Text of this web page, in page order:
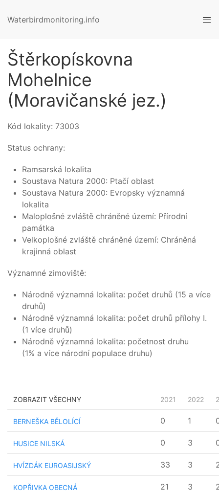
Waterbirdmonitoring.info
Štěrkopískovna
Mohelnice
(Moravičanské jez.)
Kód lokality: 73003
Status ochrany:
Ramsarská lokalita
Soustava Natura 2000: Ptačí oblast
Soustava Natura 2000: Evropsky významná
lokalita
Maloplošné zvláště chráněné území: Přírodní
památka
Velkoplošné zvláště chráněné území: Chráněná
krajinná oblast
Významné zimoviště:
Národně významná lokalita: počet druhů (15 a více
druhů)
Národně významná lokalita: počet druhů přílohy I.
(1 více druhů)
Národně významná lokalita: početnost druhu
(1% a více národní populace druhu)
ZOBRAZIT VŠECHNY 2021 2022
BERNEŠKA BĚLOLÍCÍ 0 1
HUSICE NILSKÁ 0 3
HVÍZDÁK EUROASIJSKÝ 33 3
KOPŘIVKA OBECNÁ 21 3